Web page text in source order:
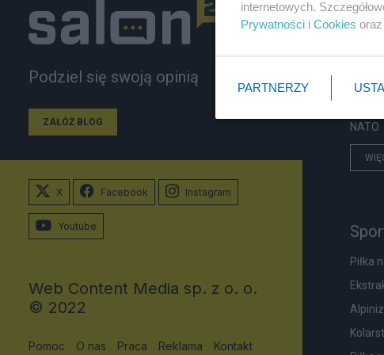
Podziel się swoją opinią
ZAŁÓŻ BLOG
Rosja
NATO
Piłka
X Facebook Instagram
Youtube
Web Content Media sp. z o. o.
© 2022
Pomoc O nas Praca Reklama Kontakt
internetowych.
Prywatności i Cookies oraz
PARTNERZY